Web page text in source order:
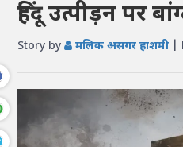
हिंदू उत्पीड़न पर
Story by मलिक असगर हाशमी |